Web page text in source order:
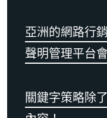
亞洲的網路行
聲明管理平台
關鍵字策略除